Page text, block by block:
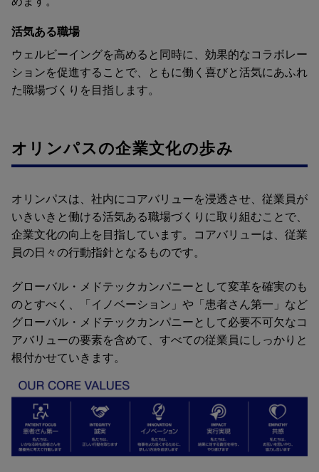
活気ある職場
ウェルビーイングを高めると同時に、効果的なコラボレー
ションを促進することで、ともに働く喜びと活気にあふれ
た職場づくりを目指します。
オリンパスの企業文化の歩み
オリンパスは、社内にコアバリューを浸透させ、従業員が
いきいきと働ける活気ある職場づくりに取り組むことで、
企業文化の向上を目指しています。コアバリューは、従業
員の日々の行動指針となるものです。
グローバル・メドテックカンパニーとして変革を確実のも
のとすべく、「イノベーション」や「患者さん第一」など
グローバル・メドテックカンパニーとして必要不可欠なコ
アバリューの要素を含めて、すべての従業員にしっかりと
根付かせていきます。